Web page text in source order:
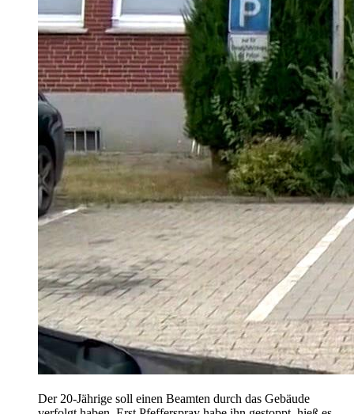
Der 20-Jährige soll einen Beamten durch das Gebäude